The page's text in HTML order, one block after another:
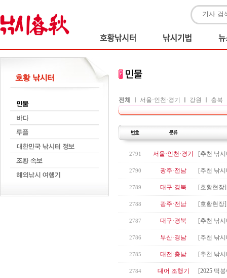
전체 서울·인천·경기 강원 충북
2791 서울·인천·경기 [추천 낚
2790 광주·전남 [추천 낚
2789 대구·경북 [호황현장
2788 광주·전남 [호황현장
2787 대구·경북 [추천 낚
2786 부산·경남 [추천 낚
2785 대전·충남 [추천 낚
2784 대어 조행기 [2025 떡